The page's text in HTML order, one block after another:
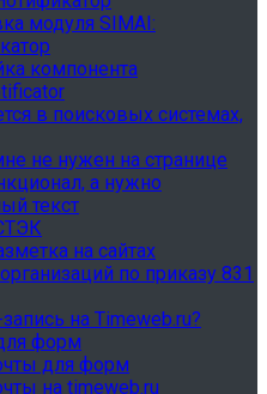
модуля SIMAI:
компонента
в поисковых системах,
не нужен на странице
а нужно
текст
на сайтах
по приказу 831
на Timeweb.ru?
форм
для форм
на timeweb.ru